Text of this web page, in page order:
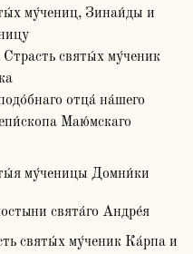
му́чениц, Зинаи́ды и
святы́х му́ченик
отца́ на́шего
Маю́мскаго
му́ченицы Домни́ки
свята́го Андре́я
святы́х му́ченик Ка́рпа и